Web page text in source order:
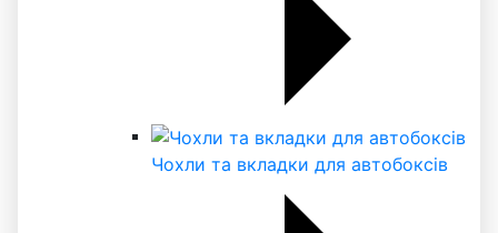
Чохли та вкладки для автобоксів